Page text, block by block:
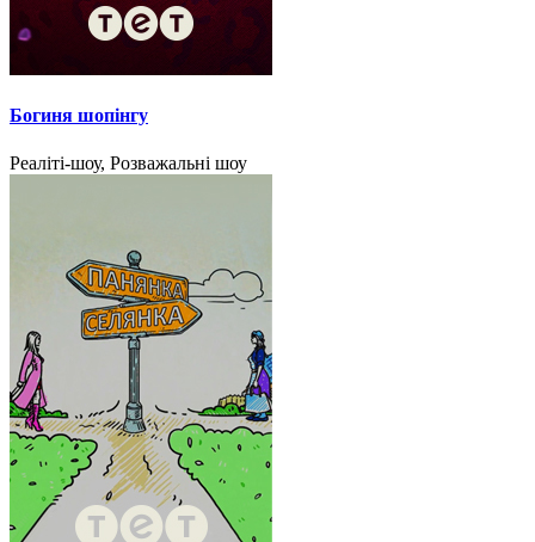
Богиня шопінгу
Реаліті-шоу, Розважальні шоу